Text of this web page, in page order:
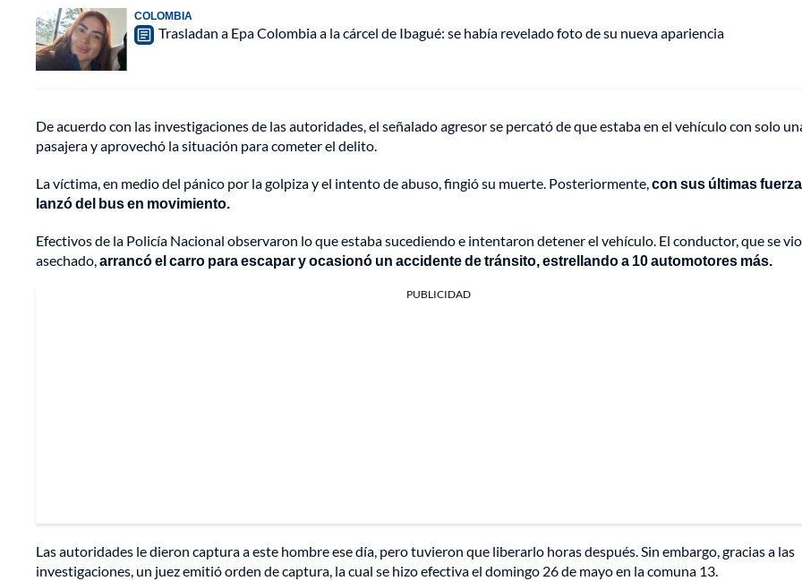
COLOMBIA
Trasladan a Epa Colombia a la cárcel de Ibagué: se había revelado foto de su nueva apariencia
De acuerdo con las investigaciones de las autoridades, el señalado agresor se percató de que estaba en el vehículo con solo
pasajera y aprovechó la situación para cometer el delito.
La víctima, en medio del pánico por la golpiza y el intento de abuso, fingió su muerte. Posteriormente,con sus últimas
lanzó del bus en movimiento.
Efectivos de la Policía Nacional observaron lo que estaba sucediendo e intentaron detener el vehículo. El conductor, que se vio
asechado,arrancó el carro para escapar y ocasionó un accidente de tránsito, estrellando a 10 automotores más.
PUBLICIDAD
Las autoridades le dieron captura a este hombre ese día, pero tuvieron que liberarlo horas después. Sin embargo, gracias a las
investigaciones, un juez emitió orden de captura, la cual se hizo efectiva el domingo 26 de mayo en la comuna 13.